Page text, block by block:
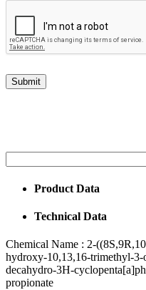
Product Data
Technical Data
Chemical Name : 2-
hydroxy-10,13,16-trimethyl-
decahydro-3H-
propionate